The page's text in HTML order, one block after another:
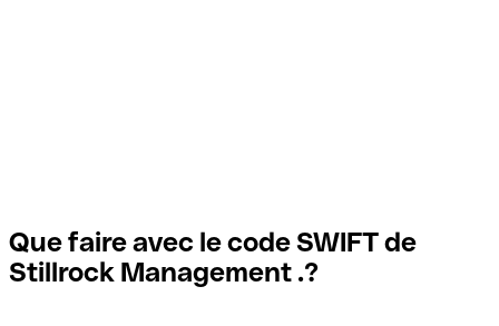
Que faire avec le code SWIFT de
Stillrock Management .?